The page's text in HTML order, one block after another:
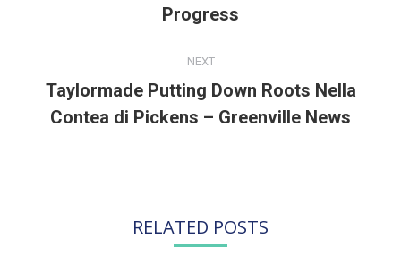
post:
Progress
NEXT
Next
post:
Taylormade Putting Down Roots Nella
Contea di Pickens – Greenville News
RELATED POSTS